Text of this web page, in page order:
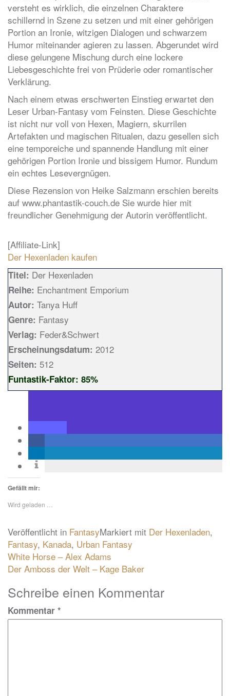
versteht es wirklich, die einzelnen Charaktere
schillernd in Szene zu setzen und mit einer gehörigen
Portion an Ironie, witzigen Dialogen und schwarzem
Humor miteinander agieren zu lassen. Abgerundet wird
diese gelungene Mischung durch eine lockere
Liebesgeschichte frei von Prüderie oder romantischer
Verklärung.
Nach einem etwas erschwerten Einstieg erwartet den
Leser Urban-Fantasy vom Feinsten. Diese Geschichte
ist nicht nur voll von Hexen, Magiern, skurrilen
Artefakten und magischen Ritualen, dazu gesellen sich
eine temporeiche und spannende Handlung mit einer
gehörigen Portion Ironie und bissigem Humor. Rundum
ein echtes Lesevergnügen.
Diese Rezension von Heike Salzmann erschien bereits
auf www.phantastik-couch.de Sie wurde hier mit
freundlicher Genehmigung der Autorin veröffentlicht.
[Affiliate-Link]
Der Hexenladen kaufen
Titel: Der Hexenladen
Reihe: Enchantment Emporium
Autor: Tanya Huff
Genre: Fantasy
Verlag: Feder&Schwert
Erscheinungsdatum: 2012
Seiten: 512
Funtastik-Faktor: 85%
Gefällt mir:
Wird geladen …
Veröffentlicht in FantasyMarkiert mit Der Hexenladen,
Fantasy, Kanada, Urban Fantasy
Beitragsnavigation
White Horse – Alex Adams
Der Amboss der Welt – Kage Baker
Schreibe einen Kommentar
Kommentar *